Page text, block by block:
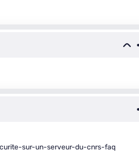
sur-un-serveur-du-cnrs-faq